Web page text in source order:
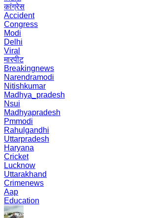
कांग्रेस
Accident
Congress
Modi
Delhi
Viral
मारपीट
Breakingnews
Narendramodi
Nitishkumar
Madhya_pradesh
Nsui
Madhyapradesh
Pmmodi
Rahulgandhi
Uttarpradesh
Haryana
Cricket
Lucknow
Uttarakhand
Crimenews
Aap
Education